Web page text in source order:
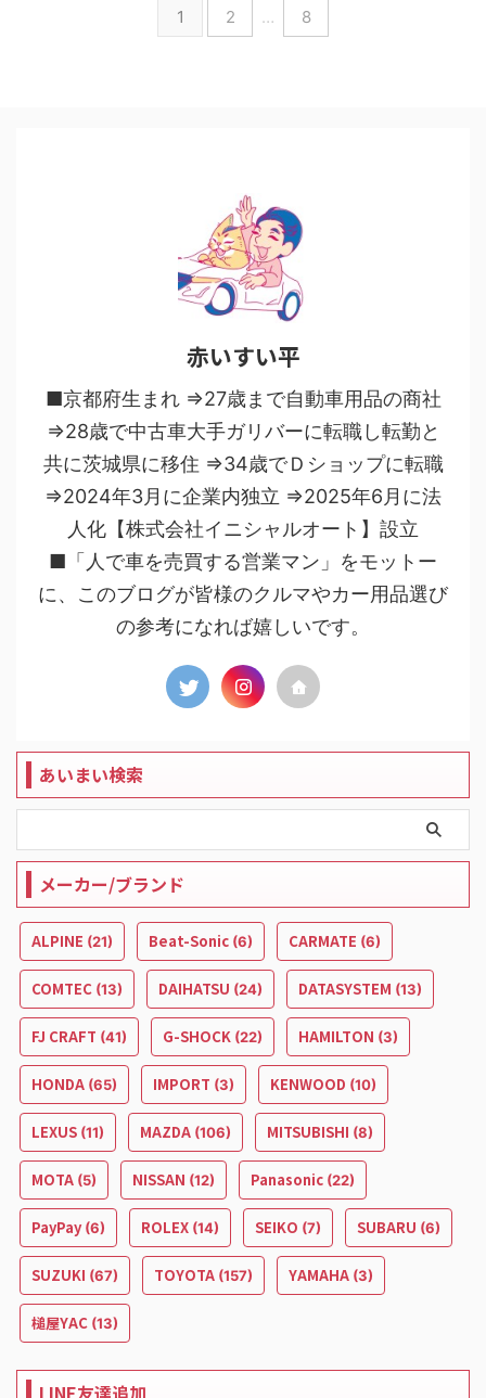
1 2 … 8
赤いすい平
■京都府生まれ ⇒27歳まで自動車用品の商社
⇒28歳で中古車大手ガリバーに転職し転勤と
共に茨城県に移住 ⇒34歳でＤショップに転職
⇒2024年3月に企業内独立 ⇒2025年6月に法
人化【株式会社イニシャルオート】設立
■「人で車を売買する営業マン」をモットー
に、このブログが皆様のクルマやカー用品選び
の参考になれば嬉しいです。
あいまい検索
メーカー/ブランド
ALPINE (21) Beat-Sonic (6) CARMATE (6)
COMTEC (13) DAIHATSU (24) DATASYSTEM (13)
FJ CRAFT (41) G-SHOCK (22) HAMILTON (3)
HONDA (65) IMPORT (3) KENWOOD (10)
LEXUS (11) MAZDA (106) MITSUBISHI (8)
MOTA (5) NISSAN (12) Panasonic (22)
PayPay(6) ROLEX (14) SEIKO (7) SUBARU (6)
SUZUKI (67) TOYOTA (157) YAMAHA (3)
槌屋YAC (13)
LINE友達追加